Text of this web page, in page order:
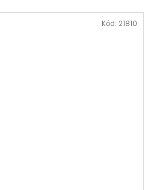
Kód: 21810